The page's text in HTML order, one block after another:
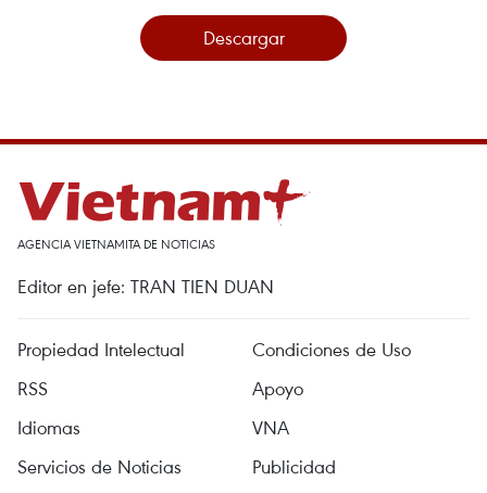
Descargar
AGENCIA VIETNAMITA DE NOTICIAS
Editor en jefe: TRAN TIEN DUAN
Propiedad Intelectual
Condiciones de Uso
RSS
Apoyo
Idiomas
VNA
Servicios de Noticias
Publicidad